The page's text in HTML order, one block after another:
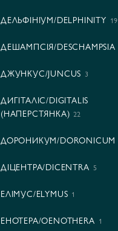
ДЕЛЬФІНІУМ/DELPHINITY 19
ДЕШАМПСІЯ/DESCHAMPSIA
ДЖУНКУС/JUNCUS 3
ДИГІТАЛІС/DIGITALIS
(НАПЕРСТЯНКА) 22
ДОРОНИКУМ/DORONICUM
ДІЦЕНТРА/DICENTRA 5
ЕЛІМУС/ELYMUS 1
ЕНОТЕРА/OENOTHERA 1